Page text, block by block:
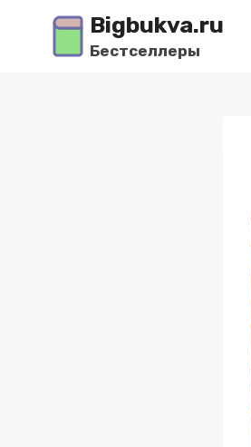
Перейти
содержимому
Bigbukva.ru
Бестселлеры